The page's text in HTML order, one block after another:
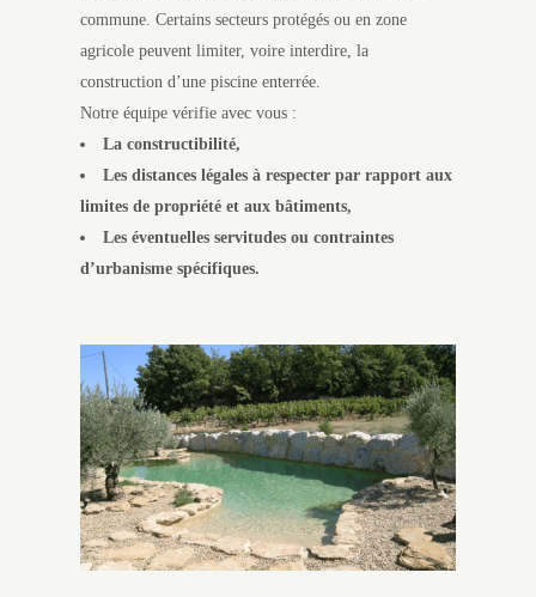
commune. Certains secteurs protégés ou en zone
agricole peuvent limiter, voire interdire, la
construction d’une piscine enterrée.
Notre équipe vérifie avec vous :
La constructibilité,
Les distances légales à respecter par rapport aux
limites de propriété et aux bâtiments,
Les éventuelles servitudes ou contraintes
d’urbanisme spécifiques.